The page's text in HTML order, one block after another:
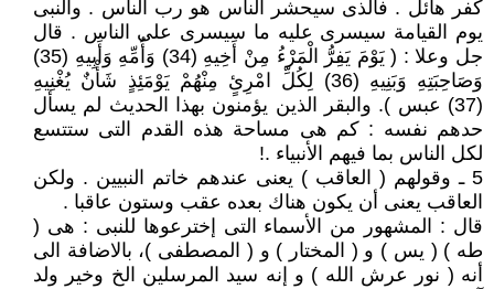
كفر هائل . فالذى سيحشر الناس هو رب الناس . والنبى
يوم القيامة سيسرى عليه ما سيسرى على الناس . قال
جل وعلا : ( يَوْمَ يَفِرُّ الْمَرْءُ مِنْ أَخِيهِ (34) وَأُمِّهِ وَأَبِيهِ (35)
وَصَاحِبَتِهِ وَبَنِيهِ (36) لِكُلِّ امْرِئٍ مِنْهُمْ يَوْمَئِذٍ شَأْنٌ يُغْنِيهِ
(37) عبس ). والبقر الذين يؤمنون بهذا الحديث لم يسأل
حدهم نفسه : كم هى مساحة هذه القدم التى ستتسع
لكل الناس بما فيهم الأنبياء .!
5 ـ وقولهم ( العاقب ) يعنى عندهم خاتم النبيين . ولكن
العاقب يعنى أن يكون هناك بعده عقب وستون عاقبا .
قال : المشهور من الأسماء التى إخترعوها للنبى : هى (
طه ) ( يس ) و ( المختار ) و ( المصطفى )، بالاضافة الى
أنه ( نور عرش الله ) و إنه سيد المرسلين الخ وخير ولد